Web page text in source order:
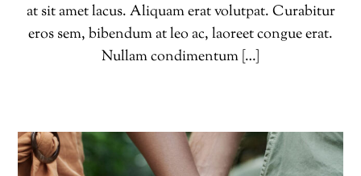
at sit amet lacus. Aliquam erat volutpat. Curabitur
eros sem, bibendum at leo ac, laoreet congue erat.
Nullam condimentum […]